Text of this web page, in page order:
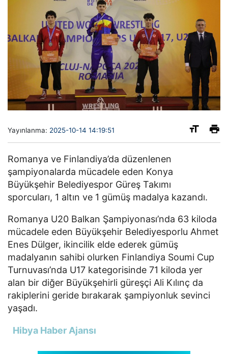
Yayınlanma: 2025-10-14 14:19:51
Romanya ve Finlandiya’da düzenlenen
şampiyonalarda mücadele eden Konya
Büyükşehir Belediyespor Güreş Takımı
sporcuları, 1 altın ve 1 gümüş madalya kazandı.
Romanya U20 Balkan Şampiyonası’nda 63 kiloda
mücadele eden Büyükşehir Belediyesporlu Ahmet
Enes Dülger, ikincilik elde ederek gümüş
madalyanın sahibi olurken Finlandiya Soumi Cup
Turnuvası’nda U17 kategorisinde 71 kiloda yer
alan bir diğer Büyükşehirli güreşçi Ali Kılınç da
rakiplerini geride bırakarak şampiyonluk sevinci
yaşadı.
Hibya Haber Ajansı